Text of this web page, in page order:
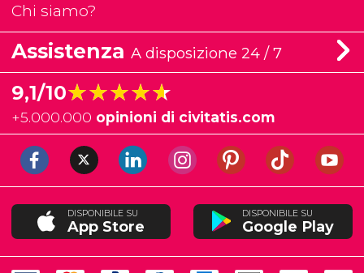
Chi siamo?
Assistenza A disposizione 24 / 7
9,1/10★★★★★
★★★★★
+5.000.000 opinioni di civitatis.com
DISPONIBILE SU
App Store
DISPONIBILE SU
Google Play